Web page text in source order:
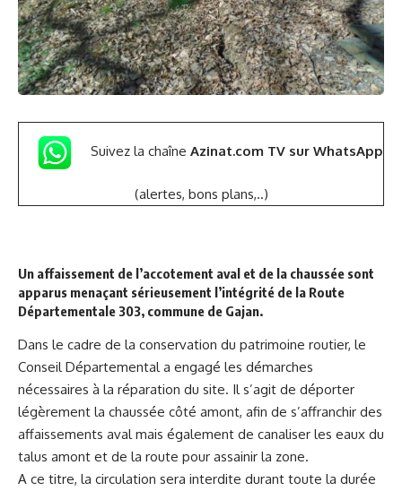
Suivez la chaîne Azinat.com TV sur WhatsApp
(alertes, bons plans,..)
Un affaissement de l’accotement aval et de la chaussée sont
apparus menaçant sérieusement l’intégrité de la Route
Départementale 303, commune de Gajan.
Dans le cadre de la conservation du patrimoine routier, le
Conseil Départemental a engagé les démarches
nécessaires à la réparation du site. Il s’agit de déporter
légèrement la chaussée côté amont, afin de s’affranchir des
affaissements aval mais également de canaliser les eaux du
talus amont et de la route pour assainir la zone.
A ce titre, la circulation sera interdite durant toute la durée